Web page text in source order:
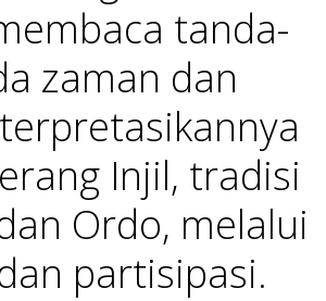
tanda-
zaman dan
Injil, tradisi
Ordo, melalui
partisipasi.